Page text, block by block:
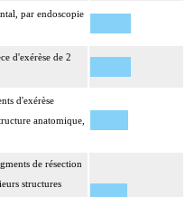
par endoscopie
d'exérèse de 2
d'exérèse
anatomique,
de résection
structures